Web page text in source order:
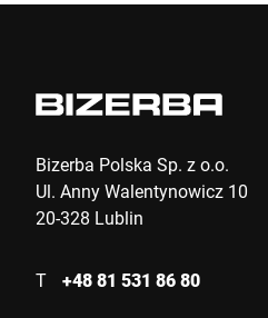
Miasto *
Kraj *
Wiadomość *
Bizerba Polska Sp. z o.o.
Ul. Anny Walentynowicz 10
20-328 Lublin
T +48 81 531 86 80